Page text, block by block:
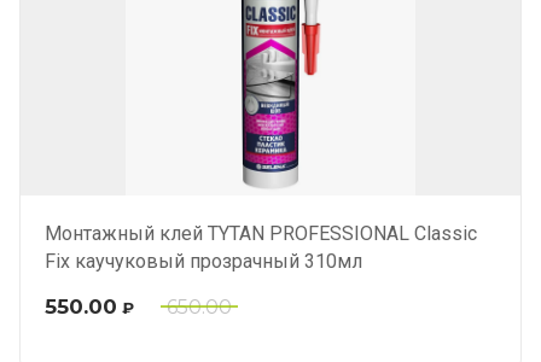
Монтажный клей TYTAN PROFESSIONAL Classic
Fix каучуковый прозрачный 310мл
650.00
550.00 ₽